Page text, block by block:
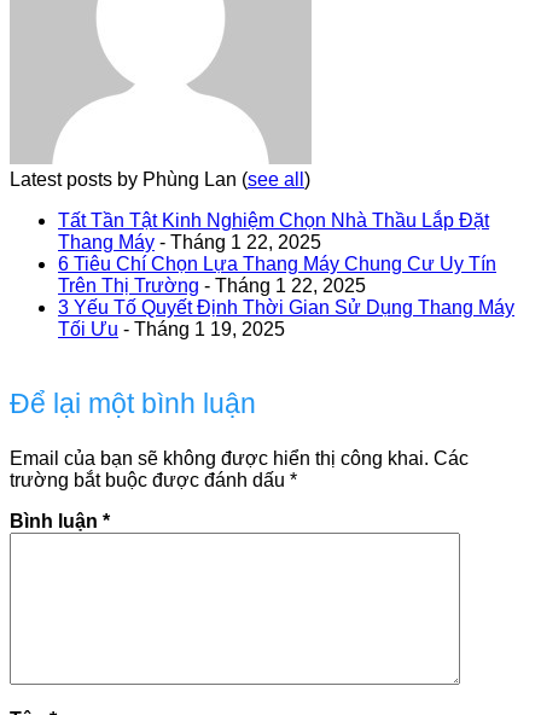
Latest posts by Phùng Lan (see all )
Tất Tần Tật Kinh Nghiệm Chọn Nhà Thầu Lắp Đặt
Thang Máy - Tháng 1 22, 2025
6 Tiêu Chí Chọn Lựa Thang Máy Chung Cư Uy Tín
Trên Thị Trường - Tháng 1 22, 2025
3 Yếu Tố Quyết Định Thời Gian Sử Dụng Thang Máy
Tối Ưu - Tháng 1 19, 2025
Để lại một bình luận
Email của bạn sẽ không được hiển thị công khai. Các
trường bắt buộc được đánh dấu *
Bình luận *